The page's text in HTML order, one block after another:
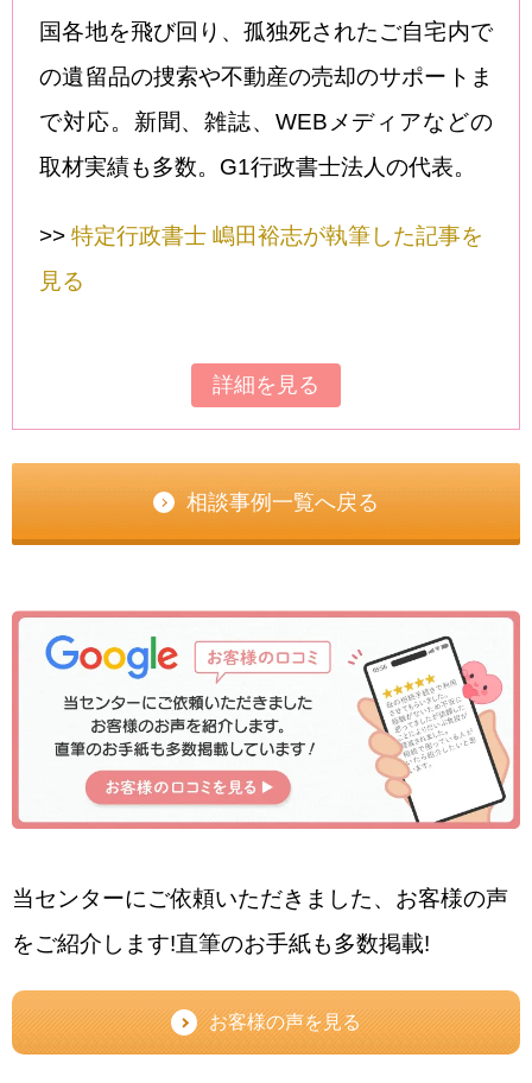
国各地を飛び回り、孤独死されたご自宅内で
の遺留品の捜索や不動産の売却のサポートま
で対応。新聞、雑誌、WEBメディアなどの
取材実績も多数。G1行政書士法人の代表。
>>特定行政書士 嶋田裕志が執筆した記事を
見る
詳細を見る
相談事例一覧へ戻る
当センターにご依頼いただきました、お客様の声
をご紹介します!直筆のお手紙も多数掲載!
お客様の声を見る